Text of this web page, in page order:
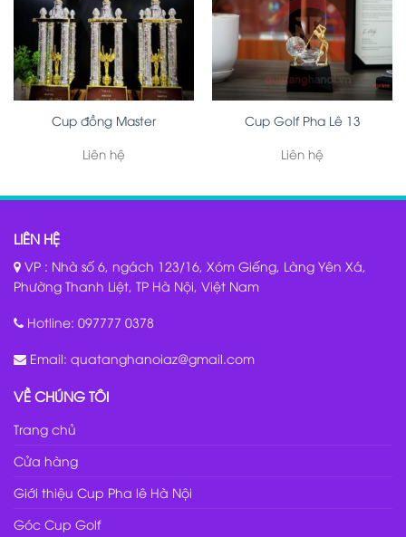
Cup đồng Master
Liên hệ
Cup Golf Pha Lê 13
Liên hệ
LIÊN HỆ
VP : Nhà số 6, ngách 123/16, Xóm Giếng, Làng Yên Xá,
Phường Thanh Liệt, TP Hà Nội, Việt Nam
Hotline: 097777 0378
Email: quatanghanoiaz@gmail.com
VỀ CHÚNG TÔI
Trang chủ
Cửa hàng
Giới thiệu Cup Pha lê Hà Nội
Góc Cup Golf